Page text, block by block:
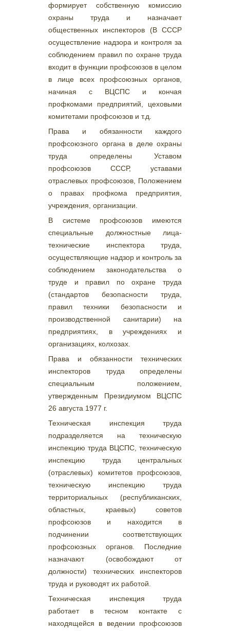
формирует собственную комиссию
охраны труда и назначает
общественных инспекторов (В СССР
осуществление надзора и контроля за
соблюдением правил по охране труда
входит в функции профсоюзов в целом
в лице всех профсоюзных органов,
начиная с ВЦСПС и кончая
профкомами предприятий, цеховыми
комитетами профсоюзов и т.д.
Права и обязанности каждого
профсоюзного органа в деле охраны
труда определены Уставом
профсоюзов СССР, уставами
отраслевых профсоюзов, Положением
о правах профкома предприятия,
учреждения, организации.
В системе профсоюзов имеются
специальные должностные лица-
технические инспектора труда,
осуществляющие надзор и контроль за
соблюдением законодательства о
труде и правил по охране труда
(стандартов безопасности труда,
правил техники безопасности и
производственной санитарии) на
предприятиях, в учреждениях и
организациях, колхозах.
Права и обязанности технических
инспекторов труда определены
специальным положением,
утвержденным Президиумом ВЦСПС
26 августа 1977 г.
Техническая инспекция труда
подразделяется на техническую
инспекцию труда ВЦСПС, техническую
инспекцию труда центральных
(отраслевых) комитетов профсоюзов,
техническую инспекцию труда
территориальных (республиканских,
областных, краевых) советов
профсоюзов и находится в
подчинении соответствующих
профсоюзных органов. Последние
назначают (освобождают от
должности) технических инспекторов
труда и руководят их работой.
Техническая инспекция труда
работает в тесном контакте с
находящейся в ведении профсоюзов